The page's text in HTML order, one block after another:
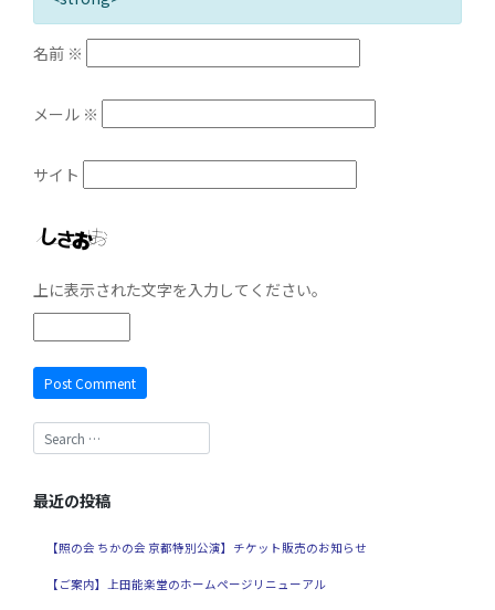
名前 ※
メール ※
サイト
上に表示された文字を入力してください。
最近の投稿
【照の会 ちかの会 京都特別公演】チケット販売のお知らせ
【ご案内】上田能楽堂のホームページリニューアル